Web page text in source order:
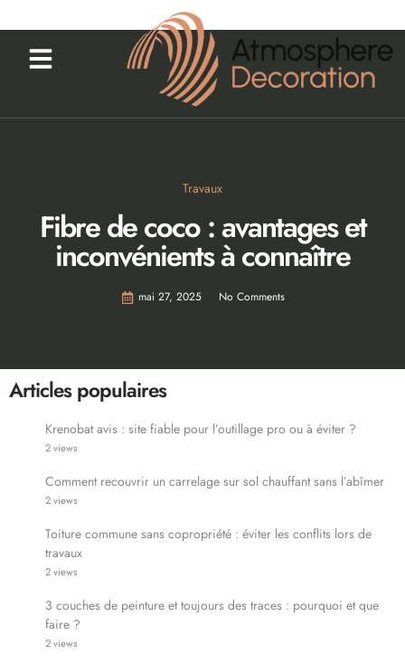
Travaux
Fibre de coco : avantages et
inconvénients à connaître
mai 27, 2025 No Comments
Articles populaires
Krenobat avis : site fiable pour l’outillage pro ou à éviter ?
2 views
Comment recouvrir un carrelage sur sol chauffant sans l’abîmer
2 views
Toiture commune sans copropriété : éviter les conflits lors de
travaux
2 views
3 couches de peinture et toujours des traces : pourquoi et que
faire ?
2 views